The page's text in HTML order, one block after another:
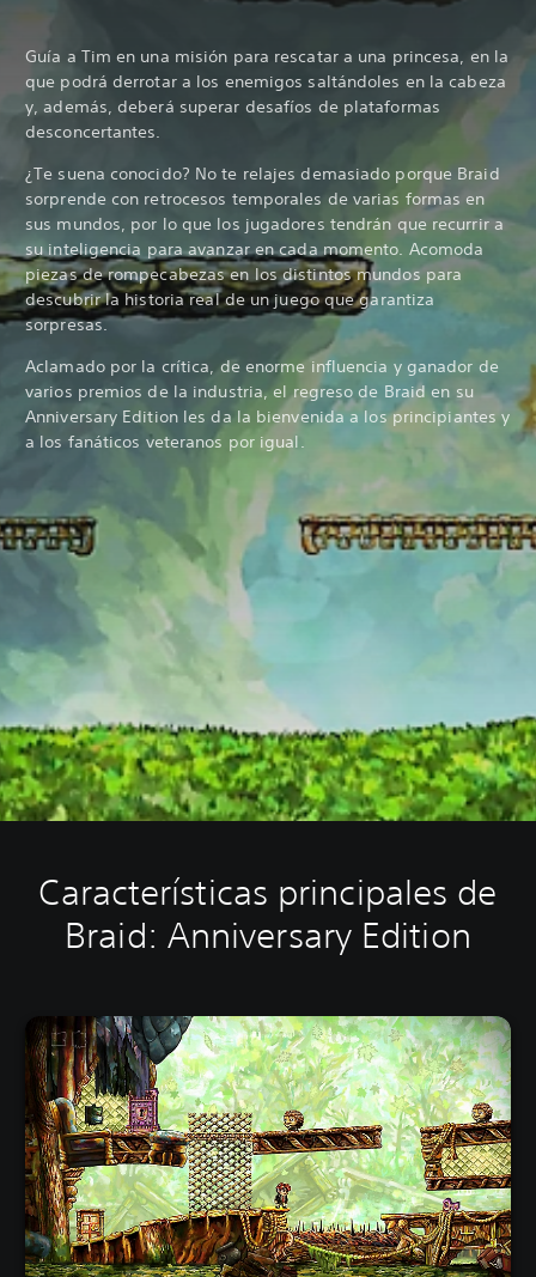
Guía a Tim en una misión para rescatar a una princesa, en la
que podrá derrotar a los enemigos saltándoles en la cabeza
y, además, deberá superar desafíos de plataformas
desconcertantes.
¿Te suena conocido? No te relajes demasiado porque Braid
sorprende con retrocesos temporales de varias formas en
sus mundos, por lo que los jugadores tendrán que recurrir a
su inteligencia para avanzar en cada momento. Acomoda
piezas de rompecabezas en los distintos mundos para
descubrir la historia real de un juego que garantiza
sorpresas.
Aclamado por la crítica, de enorme influencia y ganador de
varios premios de la industria, el regreso de Braid en su
Anniversary Edition les da la bienvenida a los principiantes y
a los fanáticos veteranos por igual.
Características principales de
Braid: Anniversary Edition